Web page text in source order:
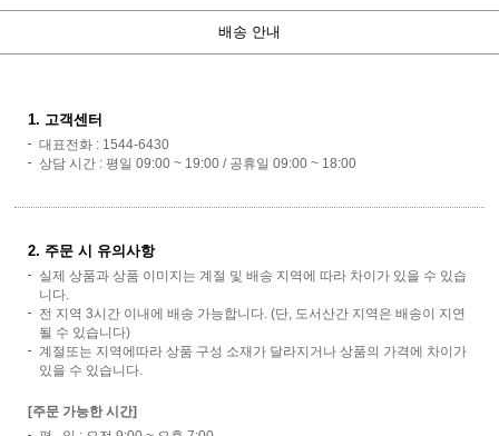
배송 안내
1. 고객센터
대표전화 : 1544-6430
상담 시간 : 평일 09:00 ~ 19:00 / 공휴일 09:00 ~ 18:00
2. 주문 시 유의사항
실제 상품과 상품 이미지는 계절 및 배송 지역에 따라 차이가 있을 수 있습
니다.
전 지역 3시간 이내에 배송 가능합니다. (단, 도서산간 지역은 배송이 지연
될 수 있습니다)
계절또는 지역에따라 상품 구성 소재가 달라지거나 상품의 가격에 차이가
있을 수 있습니다.
[주문 가능한 시간]